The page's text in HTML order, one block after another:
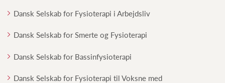
Dansk Selskab for Fysioterapi i Arbejdsliv
Dansk Selskab for Smerte og Fysioterapi
Dansk Selskab for Bassinfysioterapi
Dansk Selskab for Fysioterapi til Voksne med